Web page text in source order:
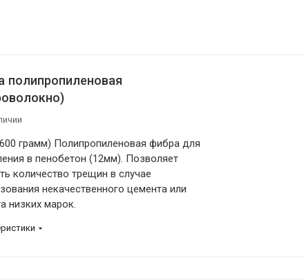
полипропиленовая
грамм) Полипропиленовая фибра для
в пенобетон (12мм). Позволяет
количество трещин в случае
некачественного цемента или
низких марок.